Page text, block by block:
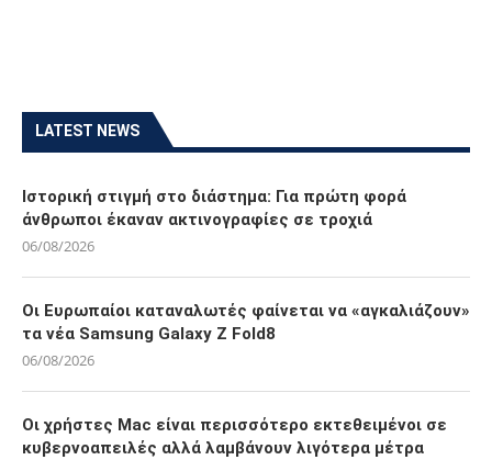
LATEST NEWS
Ιστορική στιγμή στο διάστημα: Για πρώτη φορά
άνθρωποι έκαναν ακτινογραφίες σε τροχιά
06/08/2026
Οι Ευρωπαίοι καταναλωτές φαίνεται να «αγκαλιάζουν»
τα νέα Samsung Galaxy Z Fold8
06/08/2026
Οι χρήστες Mac είναι περισσότερο εκτεθειμένοι σε
κυβερνοαπειλές αλλά λαμβάνουν λιγότερα μέτρα